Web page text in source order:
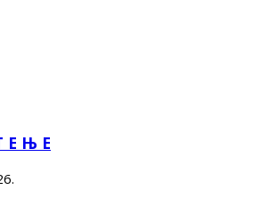
Е Њ Е